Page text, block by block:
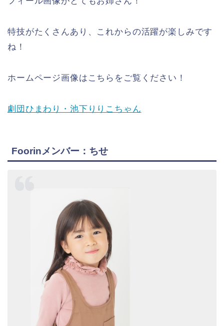
特技がたくさんあり、これからの活躍が楽しみです
ね！
ホームページ画像はこちらをご覧ください！
劇団ひまわり・池下りりこちゃん
Foorinメンバー：ちせ